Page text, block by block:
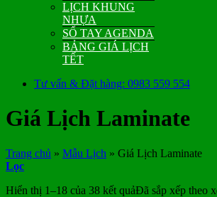
LỊCH KHUNG
NHỰA
SỔ TAY AGENDA
BẢNG GIÁ LỊCH
TẾT
Tư vấn & Đặt hàng: 0983 559 554
Giá Lịch Laminate
Trang chủ » Mẫu Lịch » Giá Lịch Laminate
Lọc
Hiển thị 1–18 của 38 kết quảĐã sắp xếp theo